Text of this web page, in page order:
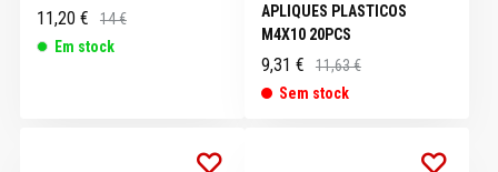
11,20 €
14 €
Em stock
APLIQUES PLASTICOS
M4X10 20PCS
9,31 €
11,63 €
Sem stock